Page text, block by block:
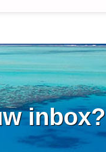
inbox?